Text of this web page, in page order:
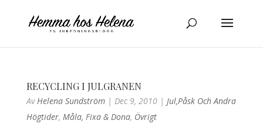
RECYCLING I JULGRANEN
AvHelena Sundström| Dec 9, 2010| Jul,påsk Och Andra
Högtider, Måla, Fixa & Dona, Övrigt